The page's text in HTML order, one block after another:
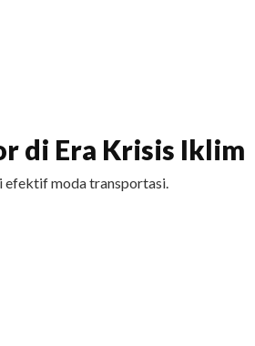
di Era Krisis Iklim
efektif moda transportasi.